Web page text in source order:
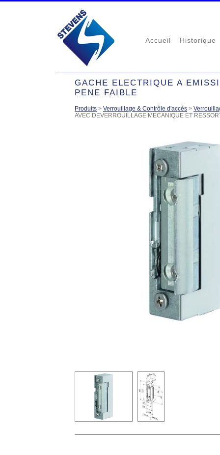
Accueil Historique
GACHE ELECTRIQUE A
PENE FAIBLE
Produits > Verrouillage & Contrôle d'accès >
AVEC DEVERROUILLAGE MECANIQUE ET